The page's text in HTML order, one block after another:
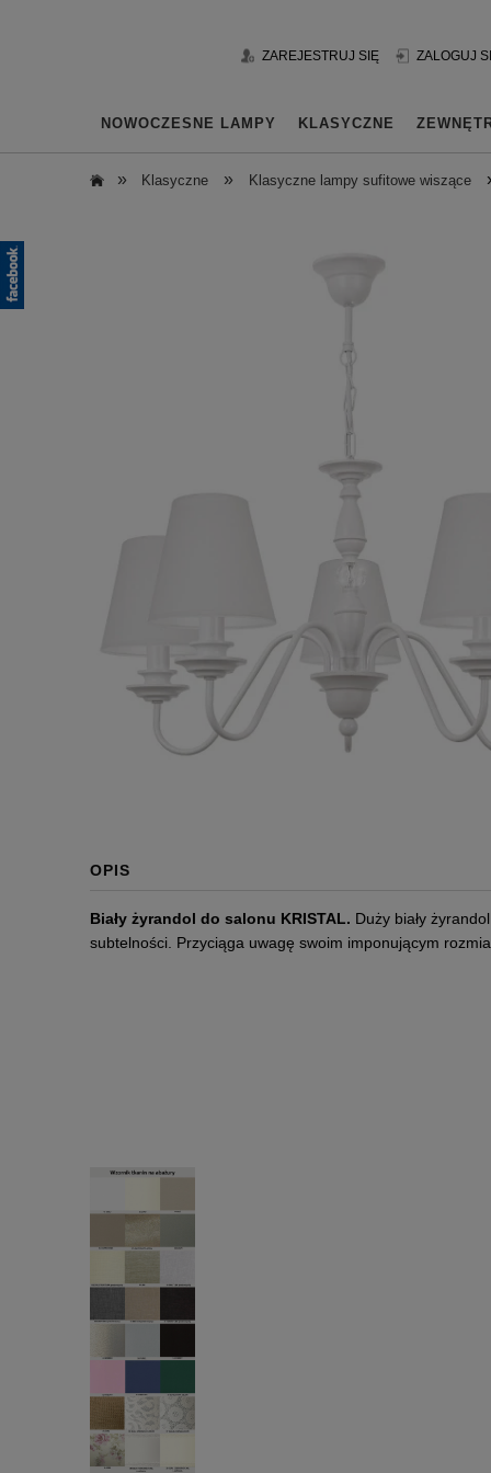
ZAREJESTRUJ SIĘ ZALOGUJ
NOWOCZESNE LAMPY KLASYCZNE
» Klasyczne » Klasyczne lampy sufitowe wiszące
OPIS
Biały żyrandol do salonu KRISTAL. Duży biały
subtelności. Przyciąga uwagę swoim imponującym